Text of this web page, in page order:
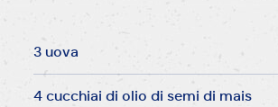
3 uova
4 cucchiai di olio di semi di mais